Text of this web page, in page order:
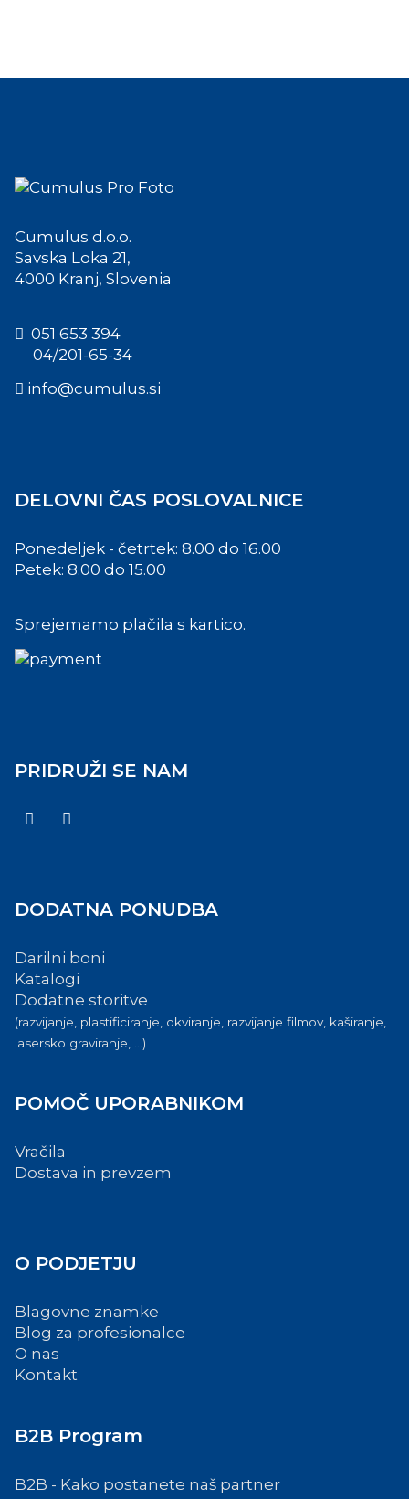
Cumulus d.o.o.
Savska Loka 21,
4000 Kranj, Slovenia
051 653 394
04/201-65-34
info@cumulus.si
DELOVNI ČAS POSLOVALNICE
Ponedeljek - četrtek: 8.00 do 16.00
Petek: 8.00 do 15.00
Sprejemamo plačila s kartico.
PRIDRUŽI SE NAM
DODATNA PONUDBA
Darilni boni
Katalogi
Dodatne storitve
(razvijanje, plastificiranje, okviranje, razvijanje filmov, kaširanje,
lasersko graviranje, ...)
POMOČ UPORABNIKOM
Vračila
Dostava in prevzem
O PODJETJU
Blagovne znamke
Blog za profesionalce
O nas
Kontakt
B2B Program
B2B - Kako postanete naš partner